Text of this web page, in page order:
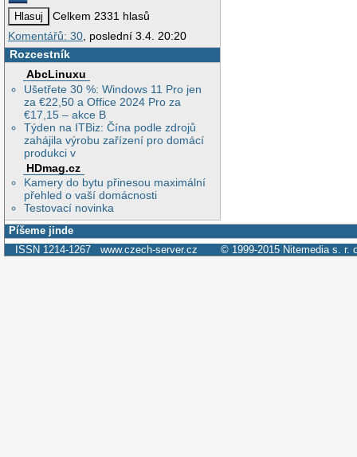
Celkem 2331 hlasů
Komentářů: 30, poslední 3.4. 20:20
Rozcestník
AbcLinuxu
Ušetřete 30 %: Windows 11 Pro jen
za €22,50 a Office 2024 Pro za
€17,15 – akce B
Týden na ITBiz: Čína podle zdrojů
zahájila výrobu zařízení pro domácí
produkci v
HDmag.cz
Kamery do bytu přinesou maximální
přehled o vaší domácnosti
Testovací novinka
Píšeme jinde
ISSN 1214-1267 www.czech-server.cz © 1999-2015 Nitemedia s. r.